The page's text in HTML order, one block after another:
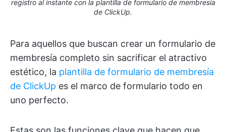
registro al instante con la plantilla de formulario de membresía
de ClickUp.
Para aquellos que buscan crear un formulario de
membresía completo sin sacrificar el atractivo
estético, la plantilla de formulario de membresía
de ClickUp es el marco de formulario todo en
uno perfecto.